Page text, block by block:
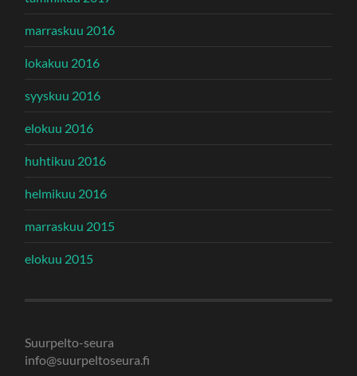
marraskuu 2016
lokakuu 2016
syyskuu 2016
elokuu 2016
huhtikuu 2016
helmikuu 2016
marraskuu 2015
elokuu 2015
Suurpelto-seura
info@suurpeltoseura.fi